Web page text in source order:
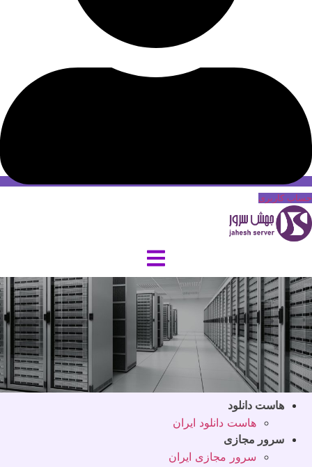
حساب کاربری
هاست دانلود
هاست دانلود ایران
سرور مجازی
سرور مجازی ایران